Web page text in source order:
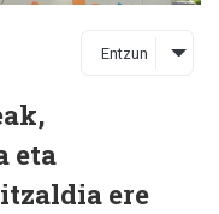
Entzun
eta
ere